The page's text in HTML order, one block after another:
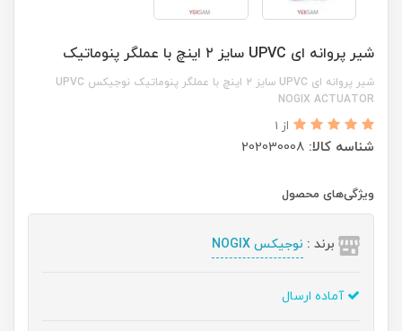
شیر پروانه ای UPVC سایز ۲ اینچ با عملگر پنوماتیک
شیر پروانه ای UPVC سایز ۲ اینچ با عملگر پنوماتیک نوجیکس UPVC
NOGIX ACTUATOR
از 1
شناسه کالا: 202030008
ویژگی‌های محصول
برند : نوجیکس NOGIX
آماده ارسال